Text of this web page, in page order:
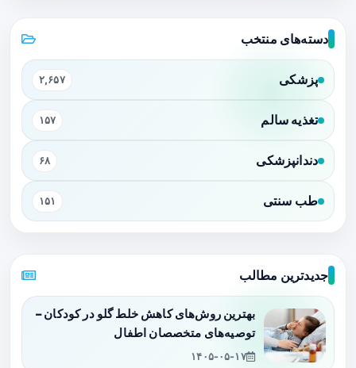
دسته‌های منتخب
پزشکی ۲,۶۵۷
تغذیه سالم ۱۵۷
دندانپزشکی ۶۸
طب سنتی ۱۵۱
جدیدترین مطالب
بهترین روش‌های کاهش خلط گلو در کودکان –
توصیه‌های متخصصان اطفال
۱۴۰۵-۰۵-۱۷